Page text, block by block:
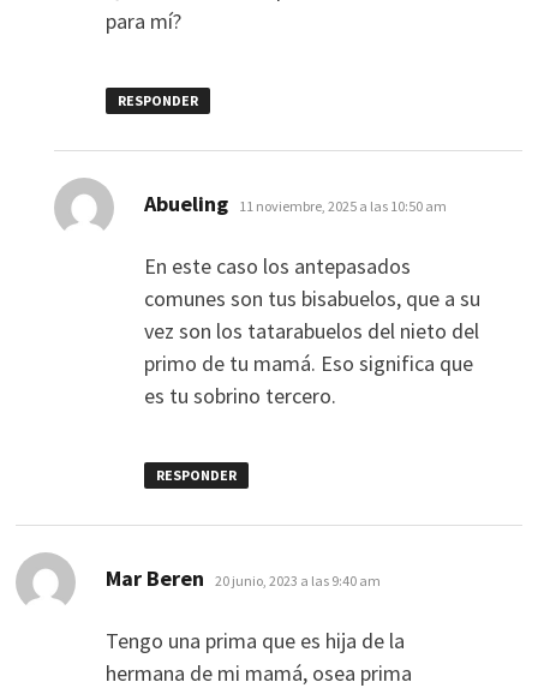
para mí?
RESPONDER
Abueling dice:
11 noviembre, 2025 a las 10:50 am
En este caso los antepasados
comunes son tus bisabuelos, que a su
vez son los tatarabuelos del nieto del
primo de tu mamá. Eso significa que
es tu sobrino tercero.
RESPONDER
Mar Beren dice:
20 junio, 2023 a las 9:40 am
Tengo una prima que es hija de la
hermana de mi mamá, osea prima